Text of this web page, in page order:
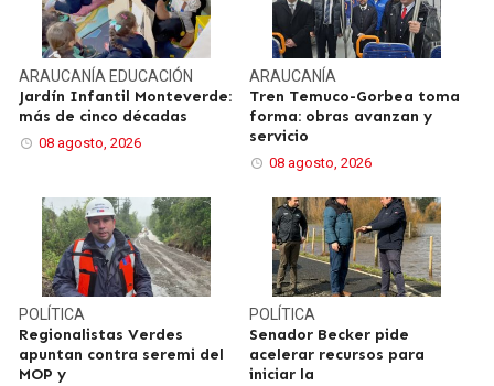
ARAUCANÍA EDUCACIÓN
Jardín Infantil Monteverde:
más de cinco décadas
08 agosto, 2026
ARAUCANÍA
Tren Temuco-Gorbea toma
forma: obras avanzan y
servicio
08 agosto, 2026
POLÍTICA
Regionalistas Verdes
apuntan contra seremi del
MOP y
POLÍTICA
Senador Becker pide
acelerar recursos para
iniciar la